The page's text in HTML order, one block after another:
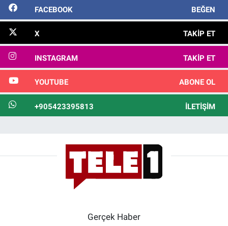
FACEBOOK BEĞEN
X TAKIP ET
INSTAGRAM TAKIP ET
YOUTUBE ABONE OL
+905423395813 İLETIŞIM
Gerçek Haber